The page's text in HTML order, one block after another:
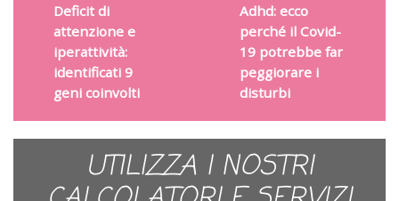
Deficit di
attenzione e
iperattività:
identificati 9
geni coinvolti
Adhd: ecco
perché il Covid-
19 potrebbe far
peggiorare i
disturbi
UTILIZZA I NOSTRI